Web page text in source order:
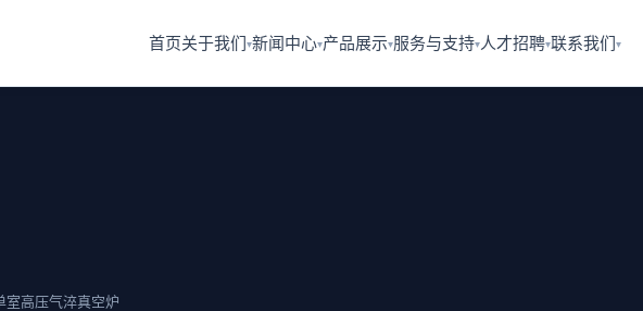
首页关于我们▾新闻中心▾产品展示▾服务与支持▾人才招聘▾联系我们▾
室高压气淬真空炉